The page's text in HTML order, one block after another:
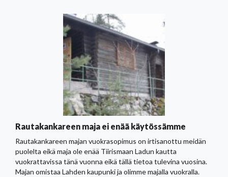
Rautakankareen maja ei enää käytössämme
Rautakankareen majan vuokrasopimus on irtisanottu meidän
puolelta eikä maja ole enää Tiirismaan Ladun kautta
vuokrattavissa tänä vuonna eikä tällä tietoa tulevina vuosina.
Majan omistaa Lahden kaupunki ja olimme majalla vuokralla.